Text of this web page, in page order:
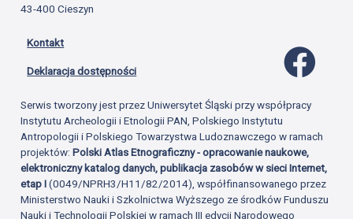
43-400 Cieszyn
Kontakt
Deklaracja dostępności
Serwis tworzony jest przez Uniwersytet Śląski przy współpracy
Instytutu Archeologii i Etnologii PAN, Polskiego Instytutu
Antropologii i Polskiego Towarzystwa Ludoznawczego w ramach
projektów:Polski Atlas Etnograficzny - opracowanie naukowe,
elektroniczny katalog danych, publikacja zasobów w sieci Internet,
etap I(0049/NPRH3/H11/82/2014), współfinansowanego przez
Ministerstwo Nauki i Szkolnictwa Wyższego ze środków Funduszu
Nauki i Technologii Polskiej w ramach III edycji Narodowego